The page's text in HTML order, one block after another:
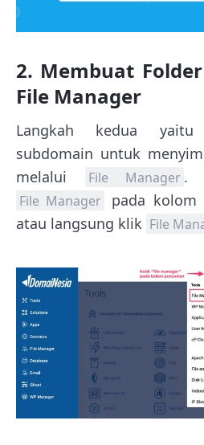
2. Membuat
File Manager
Langkah kedua
subdomain untuk
melalui
File Manager .
File Manager
pada kolom
atau langsung klik File